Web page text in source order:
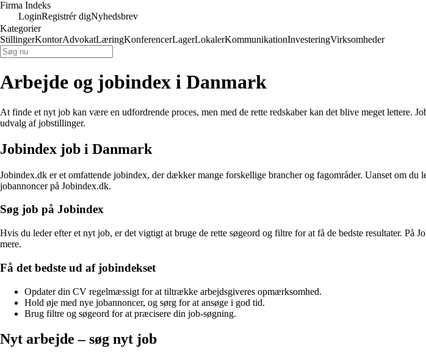
Firma Indeks
LoginRegistrér digNyhedsbrev
Kategorier
StillingerKontorAdvokatLæringKonferencerLagerLokalerKommunikationInvesteringVirksomheder
Arbejde og jobindex i Danmark
At finde et nyt job kan være en udfordrende proces, men med de rette redskaber kan det blive meget lettere.
udvalg af jobstillinger.
Jobindex job i Danmark
Jobindex.dk er et omfattende jobindex, der dækker mange forskellige brancher og fagområder. Uanset om
jobannoncer på Jobindex.dk.
Søg job på Jobindex
Hvis du leder efter et nyt job, er det vigtigt at bruge de rette søgeord og filtre for at få de bedste resultater.
mere.
Få det bedste ud af jobindekset
Opdater din CV regelmæssigt for at tiltrække arbejdsgiveres opmærksomhed.
Hold øje med nye jobannoncer, og sørg for at ansøge i god tid.
Brug filtre og søgeord for at præcisere din job-søgning.
Nyt arbejde – søg nyt job